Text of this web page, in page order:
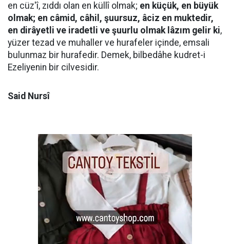
en cüz'î, zıddı olan en küllî olmak; en küçük, en büyük
olmak; en câmid, câhil, şuursuz, âciz en muktedir,
en dirâyetli ve iradetli ve şuurlu olmak lâzım gelir ki,
yüzer tezad ve muhaller ve hurafeler içinde, emsali
bulunmaz bir hurafedir. Demek, bilbedâhe kudret-i
Ezeliyenin bir cilvesidir.
Said Nursî